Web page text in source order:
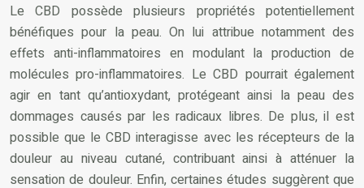
Le CBD possède plusieurs propriétés potentiellement
bénéfiques pour la peau. On lui attribue notamment des
effets anti-inflammatoires en modulant la production de
molécules pro-inflammatoires. Le CBD pourrait également
agir en tant qu’antioxydant, protégeant ainsi la peau des
dommages causés par les radicaux libres. De plus, il est
possible que le CBD interagisse avec les récepteurs de la
douleur au niveau cutané, contribuant ainsi à atténuer la
sensation de douleur. Enfin, certaines études suggèrent que